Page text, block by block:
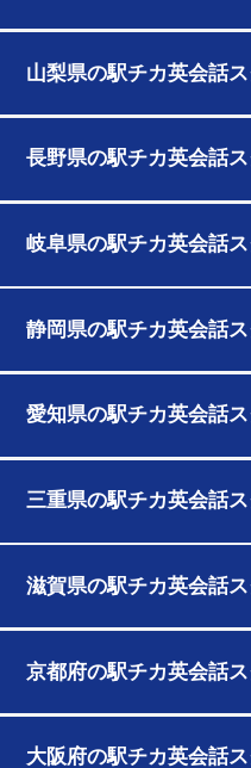
山梨県の駅チカ英会話
長野県の駅チカ英会話
岐阜県の駅チカ英会話
静岡県の駅チカ英会話
愛知県の駅チカ英会話
三重県の駅チカ英会話
滋賀県の駅チカ英会話
京都府の駅チカ英会話
大阪府の駅チカ英会話